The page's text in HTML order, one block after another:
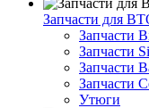
Запчасти для
Запчасти
Запчасти
Запчасти
Запчасти
Утюги